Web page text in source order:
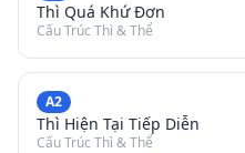
Thì Quá Khứ Đơn
Cấu Trúc Thì & Thể
A2
Thì Hiện Tại Tiếp Diễn
Cấu Trúc Thì & Thể